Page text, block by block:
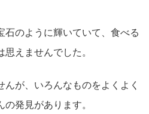
石のように輝いていて、食べる
えませんでした。
が、いろんなものをよくよく
発見があります。